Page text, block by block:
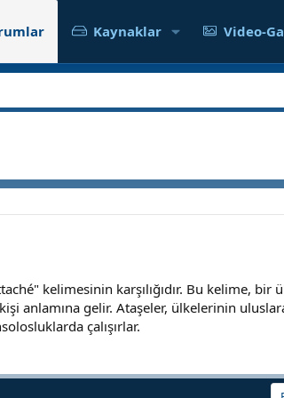
Kaynaklar Video-
kelimesinin karşılığıdır. Bu kelime,
anlamına gelir. Ataşeler, ülkelerinin
çalışırlar.